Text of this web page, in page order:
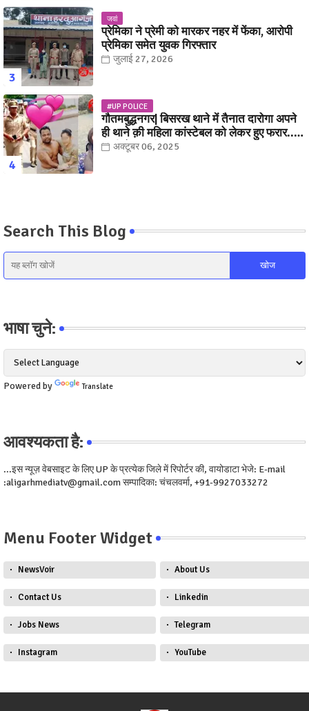
जवां
प्रेमिका ने प्रेमी को मारकर नहर में फेंका, आरोपी
प्रेमिका समेत युवक गिरफ्तार
जुलाई 27, 2026
#UP POLICE
गौतमबुद्धनगर| बिसरख थाने में तैनात दारोगा अपने
ही थाने क़ी महिला कांस्टेबल को लेकर हुए फरार...
पत्नी नें कर दी रार!
अक्टूबर 06, 2025
Search This Blog
भाषा चुने:
Powered by Translate
आवश्यकता है:
...इस न्यूज़ वेबसाइट के लिए UP के प्रत्येक जिले में रिपोर्टर की, वायोडाटा भेजे: E-mail
:aligarhmediatv@gmail.com सम्पादिका: चंचलवर्मा, +91-9927033272
Menu Footer Widget
NewsVoir About Us
Contact Us Linkedin
Jobs News Telegram
Instagram YouTube